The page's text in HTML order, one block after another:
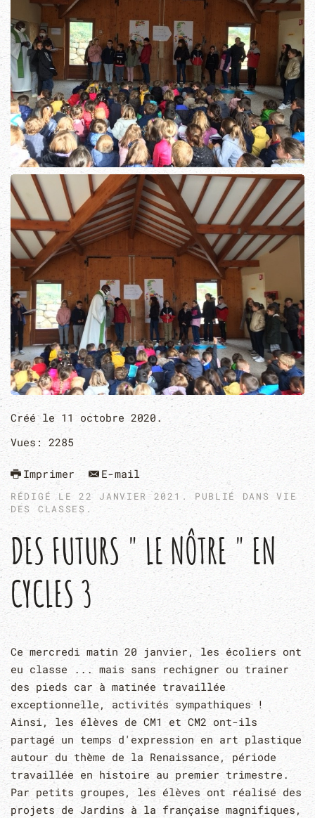
Créé le 11 octobre 2020 .
Vues: 2285
Imprimer E-mail
RÉDIGÉ LE 22 JANVIER 2021 . PUBLIÉ DANSVIE
DES CLASSES .
DES FUTURS " LE NÔTRE " EN
CYCLES 3
Ce mercredi matin 20 janvier, les écoliers ont
eu classe ... mais sans rechigner ou trainer
des pieds car à matinée travaillée
exceptionnelle, activités sympathiques !
Ainsi, les élèves de CM1 et CM2 ont-ils
partagé un temps d'expression en art plastique
autour du thème de la Renaissance, période
travaillée en histoire au premier trimestre.
Par petits groupes, les élèves ont réalisé des
projets de Jardins à la française magnifiques,